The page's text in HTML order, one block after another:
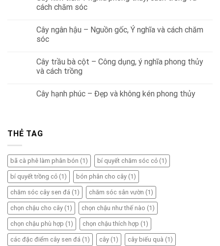
cách chăm sóc
Cây ngân hậu – Nguồn gốc, Ý nghĩa và cách chăm
sóc
Cây trầu bà cột – Công dụng, ý nghĩa phong thủy
và cách trồng
Cây hạnh phúc – Đẹp và không kén phong thủy
THẺ TAG
bã cà phê làm phân bón (1) bí quyết chăm sóc cỏ (1)
bí quyết trồng cỏ (1) bón phân cho cây (1)
chăm sóc cây sen đá (1) chăm sóc sân vườn (1)
chọn chậu cho cây (1) chọn chậu như thế nào (1)
chọn chậu phù hợp (1) chọn chậu thích hợp (1)
các đặc điểm cây sen đá (1) cây (1) cây biếu quà (1)